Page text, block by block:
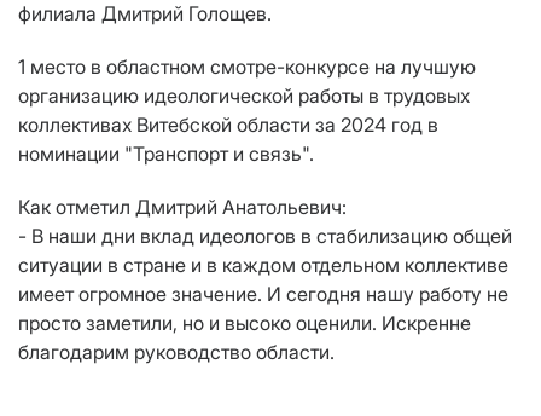
филиала Дмитрий Голощев.
1 место в областном смотре-конкурсе на лучшую
организацию идеологической работы в трудовых
коллективах Витебской области за 2024 год в
номинации "Транспорт и связь".
Как отметил Дмитрий Анатольевич:
- В наши дни вклад идеологов в стабилизацию общей
ситуации в стране и в каждом отдельном коллективе
имеет огромное значение. И сегодня нашу работу не
просто заметили, но и высоко оценили. Искренне
благодарим руководство области.